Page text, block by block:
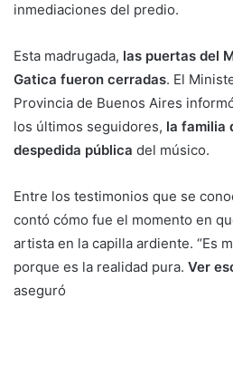
inmediaciones del predio.
Esta madrugada, las puertas del
Gatica fueron cerradas. El
Provincia de Buenos Aires
los últimos seguidores, la familia
despedida pública del músico.
Entre los testimonios que se
contó cómo fue el momento en
artista en la capilla ardiente. “Es
porque es la realidad pura. Ver
aseguró